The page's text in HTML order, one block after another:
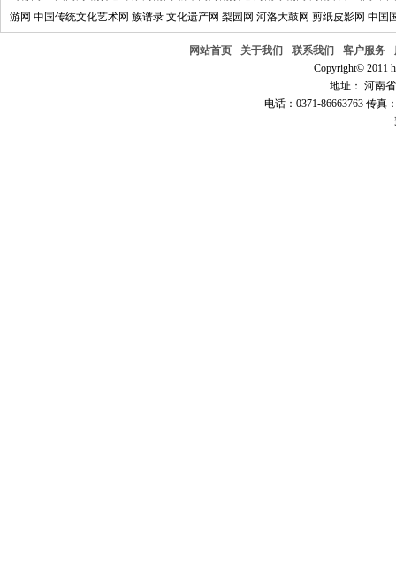
游网 中国传统文化艺术网 族谱录 文化遗产网 梨园网 河洛大鼓网 剪纸皮影网 中国
网站首页 关于我们 联系我们 客户服务
Copyright© 2011
地址： 河南
电话：0371-86663763 传真